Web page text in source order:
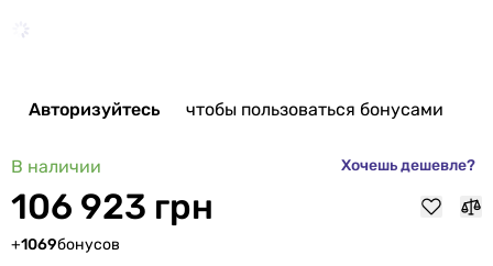
Авторизуйтесь чтобы пользоваться бонусами
В наличии Хочешь дешевле?
106 923 грн
+1069бонусов